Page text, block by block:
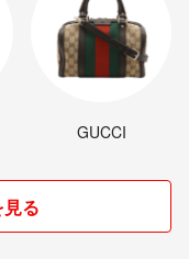
GUCCI
る